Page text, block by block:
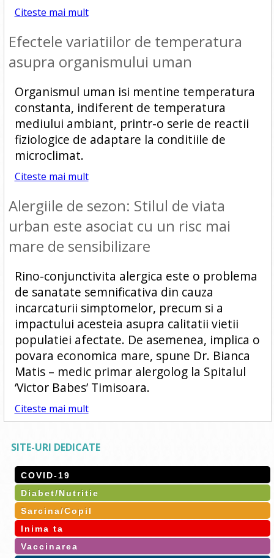
Citeste mai mult
Efectele variatiilor de temperatura
asupra organismului uman
Organismul uman isi mentine temperatura
constanta, indiferent de temperatura
mediului ambiant, printr-o serie de reactii
fiziologice de adaptare la conditiile de
microclimat.
Citeste mai mult
Alergiile de sezon: Stilul de viata
urban este asociat cu un risc mai
mare de sensibilizare
Rino-conjunctivita alergica este o problema
de sanatate semnificativa din cauza
incarcaturii simptomelor, precum si a
impactului acesteia asupra calitatii vietii
populatiei afectate. De asemenea, implica o
povara economica mare, spune Dr. Bianca
Matis – medic primar alergolog la Spitalul
‘Victor Babes’ Timisoara.
Citeste mai mult
SITE-URI DEDICATE
COVID-19
Diabet/Nutritie
Sarcina/Copil
Inima ta
Vaccinarea